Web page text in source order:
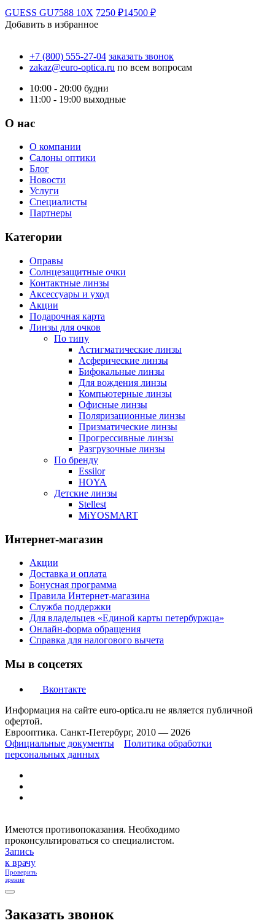
GUESS GU7588 10X 7250 ₽14500 ₽
Добавить в избранное
+7 (800) 555-27-04 заказать звонок
zakaz@euro-optica.ru по всем вопросам
10:00 - 20:00 будни
11:00 - 19:00 выходные
О нас
О компании
Салоны оптики
Блог
Новости
Услуги
Специалисты
Партнеры
Категории
Оправы
Солнцезащитные очки
Контактные линзы
Аксессуары и уход
Акции
Подарочная карта
Линзы для очков
По типу
Астигматические линзы
Асферические линзы
Бифокальные линзы
Для вождения линзы
Компьютерные линзы
Офисные линзы
Поляризационные линзы
Призматические линзы
Прогрессивные линзы
Разгрузочные линзы
По бренду
Essilor
HOYA
Детские линзы
Stellest
MiYOSMART
Интернет-магазин
Акции
Доставка и оплата
Бонусная программа
Правила Интернет-магазина
Служба поддержки
Для владельцев «Единой карты петербуржца»
Онлайн-форма обращения
Справка для налогового вычета
Мы в соцсетях
Вконтакте
Информация на сайте euro-optica.ru не является публичной
офертой.
Еврооптика. Санкт-Петербург, 2010 — 2026
Официальные документы
Политика обработки
персональных данных
Имеются противопоказания. Необходимо
проконсультироваться со специалистом.
Запись
к врачу
Проверить
зрение
Заказать звонок